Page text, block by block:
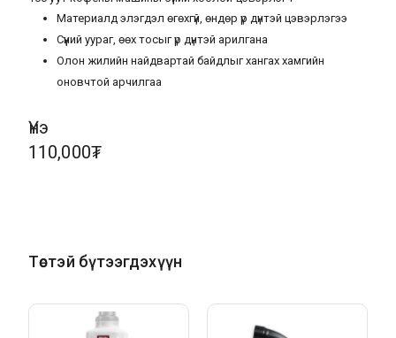
Материалд элэгдэл өгөхгүй, өндөр үр дүнтэй цэвэрлэгээ
Сүүний уураг, өөх тосыг үр дүнтэй арилгана
Олон жилийн найдвартай байдлыг хангах хамгийн
оновчтой арчилгаа
Үнэ
110,000₮
Төстэй бүтээгдэхүүн